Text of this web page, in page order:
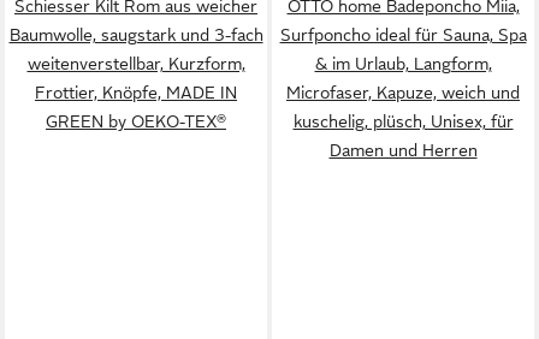
Schiesser Kilt Rom aus weicher
Baumwolle, saugstark und 3-fach
weitenverstellbar, Kurzform,
Frottier, Knöpfe, MADE IN
GREEN by OEKO-TEX®
OTTO home Badeponcho Miia,
Surfponcho ideal für Sauna, Spa
& im Urlaub, Langform,
Microfaser, Kapuze, weich und
kuschelig, plüsch, Unisex, für
Damen und Herren